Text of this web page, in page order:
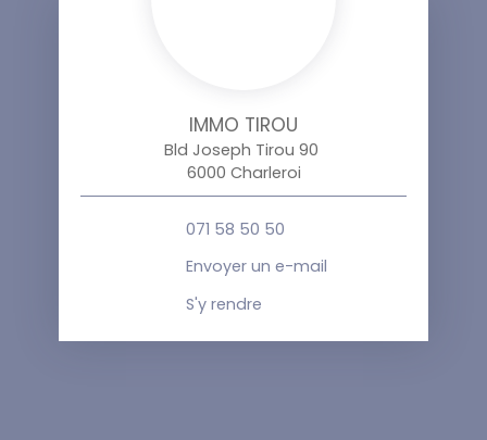
IMMO TIROU
Bld Joseph Tirou 90
6000 Charleroi
071 58 50 50
Envoyer un e-mail
S'y rendre